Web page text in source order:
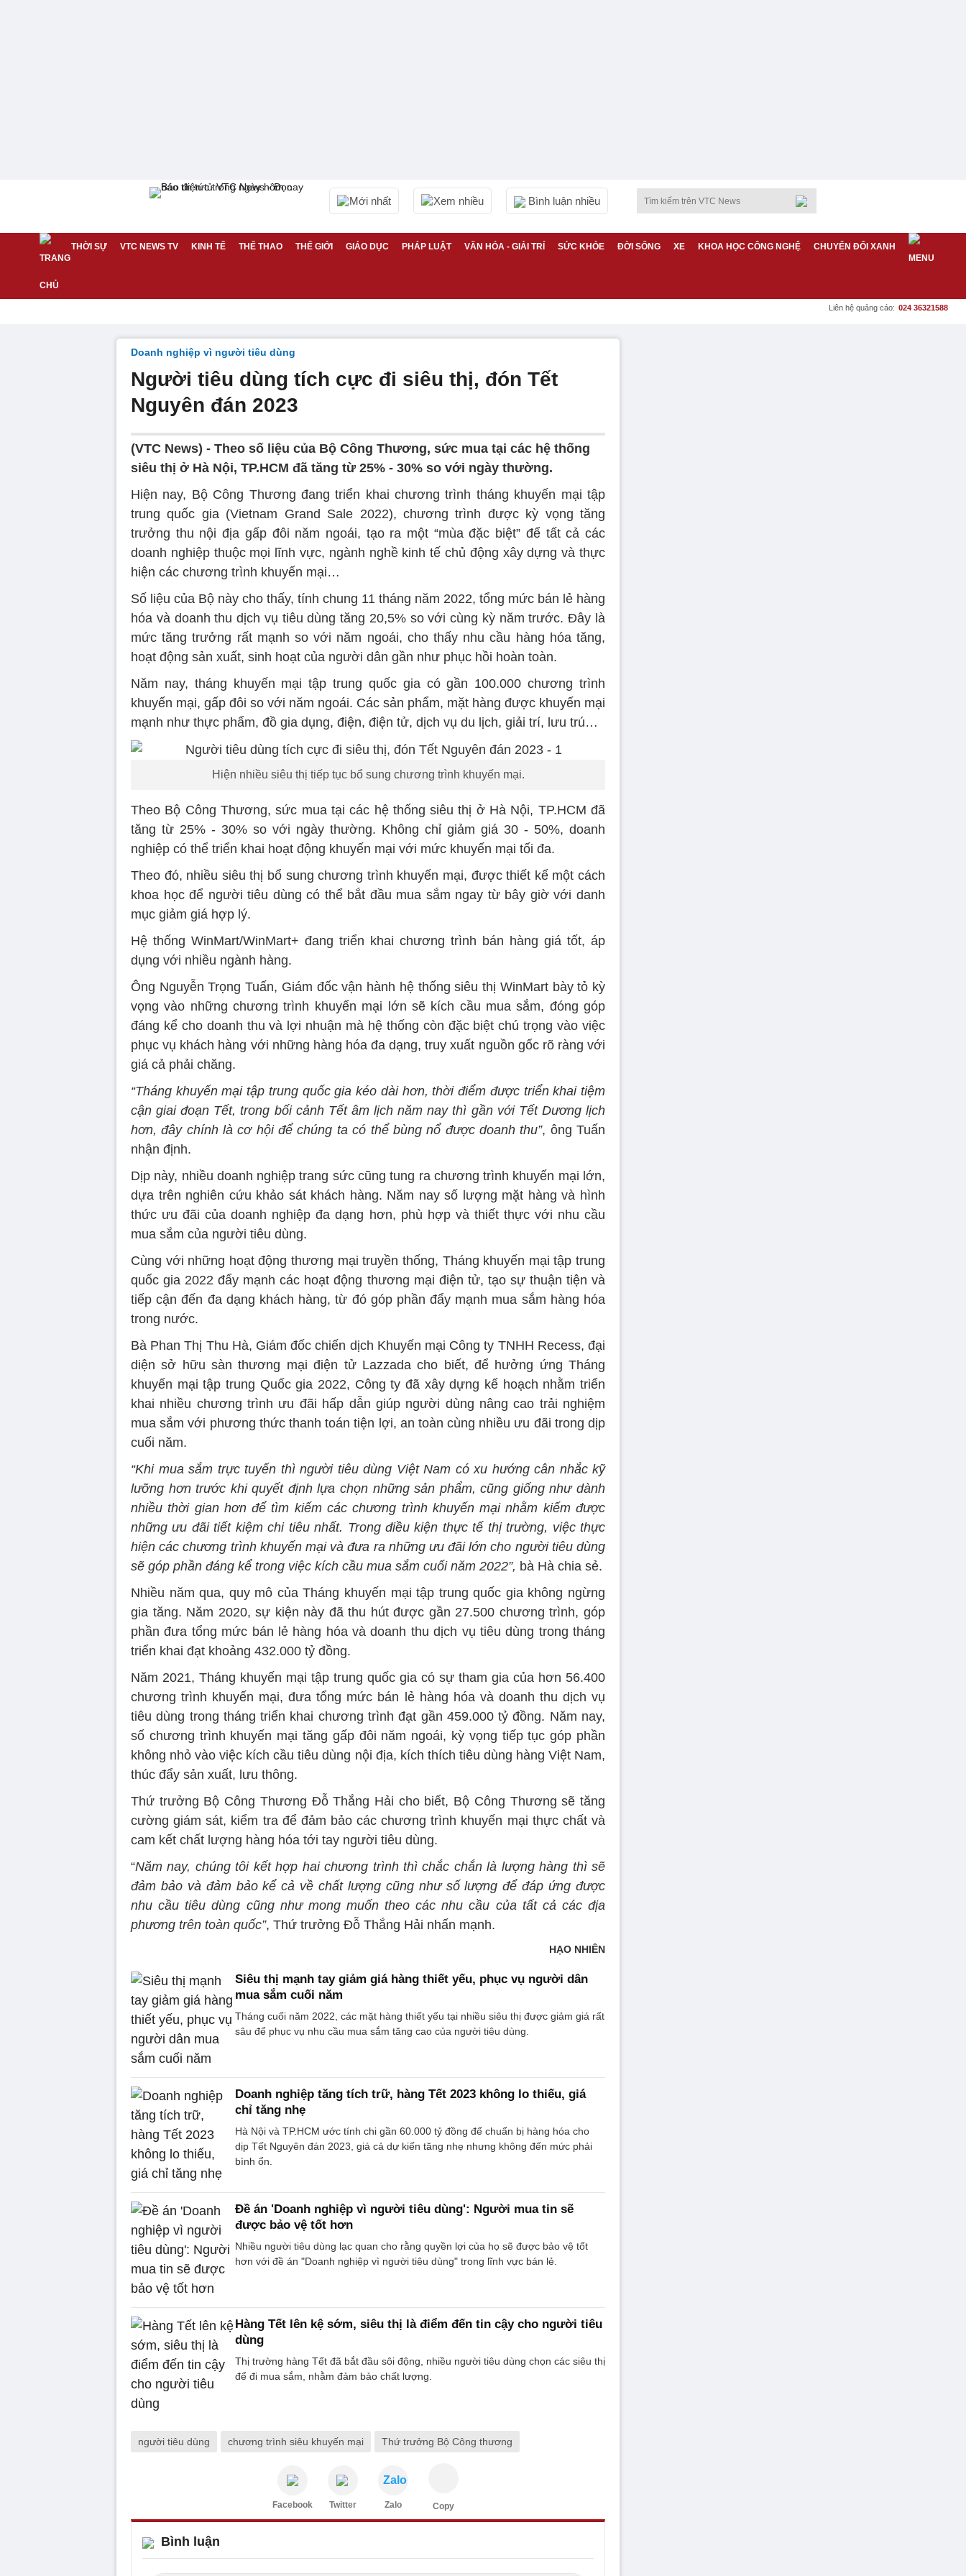
Mới nhất Xem nhiều Bình luận nhiều
THỜI SỰ VTC NEWS TV KINH TẾ THỂ THAO THẾ GIỚI GIÁO DỤC PHÁP LUẬT VĂN HÓA - GIẢI TRÍ SỨC KHỎE ĐỜI SỐNG XE KHOA HỌC CÔNG NGHỆ CHUYỂN ĐỔI XANH
Liên hệ quảng cáo: 024 36321588
Doanh nghiệp vì người tiêu dùng
Người tiêu dùng tích cực đi siêu thị, đón Tết
Nguyên đán 2023
(VTC News) - Theo số liệu của Bộ Công Thương, sức mua tại các hệ thống
siêu thị ở Hà Nội, TP.HCM đã tăng từ 25% - 30% so với ngày thường.
Hiện nay, Bộ Công Thương đang triển khai chương trình tháng khuyến mại tập
trung quốc gia (Vietnam Grand Sale 2022), chương trình được kỳ vọng tăng
trưởng thu nội địa gấp đôi năm ngoái, tạo ra một “mùa đặc biệt” để tất cả các
doanh nghiệp thuộc mọi lĩnh vực, ngành nghề kinh tế chủ động xây dựng và thực
hiện các chương trình khuyến mại…
Số liệu của Bộ này cho thấy, tính chung 11 tháng năm 2022, tổng mức bán lẻ hàng
hóa và doanh thu dịch vụ tiêu dùng tăng 20,5% so với cùng kỳ năm trước. Đây là
mức tăng trưởng rất mạnh so với năm ngoái, cho thấy nhu cầu hàng hóa tăng,
hoạt động sản xuất, sinh hoạt của người dân gần như phục hồi hoàn toàn.
Năm nay, tháng khuyến mại tập trung quốc gia có gần 100.000 chương trình
khuyến mại, gấp đôi so với năm ngoái. Các sản phẩm, mặt hàng được khuyến mại
mạnh như thực phẩm, đồ gia dụng, điện, điện tử, dịch vụ du lịch, giải trí, lưu trú…
Hiện nhiều siêu thị tiếp tục bổ sung chương trình khuyến mại.
Theo Bộ Công Thương, sức mua tại các hệ thống siêu thị ở Hà Nội, TP.HCM đã
tăng từ 25% - 30% so với ngày thường. Không chỉ giảm giá 30 - 50%, doanh
nghiệp có thể triển khai hoạt động khuyến mại với mức khuyến mại tối đa.
Theo đó, nhiều siêu thị bổ sung chương trình khuyến mại, được thiết kế một cách
khoa học để người tiêu dùng có thể bắt đầu mua sắm ngay từ bây giờ với danh
mục giảm giá hợp lý.
Hệ thống WinMart/WinMart+ đang triển khai chương trình bán hàng giá tốt, áp
dụng với nhiều ngành hàng.
Ông Nguyễn Trọng Tuấn, Giám đốc vận hành hệ thống siêu thị WinMart bày tỏ kỳ
vọng vào những chương trình khuyến mại lớn sẽ kích cầu mua sắm, đóng góp
đáng kể cho doanh thu và lợi nhuận mà hệ thống còn đặc biệt chú trọng vào việc
phục vụ khách hàng với những hàng hóa đa dạng, truy xuất nguồn gốc rõ ràng với
giá cả phải chăng.
“Tháng khuyến mại tập trung quốc gia kéo dài hơn, thời điểm được triển khai tiệm
cận giai đoạn Tết, trong bối cảnh Tết âm lịch năm nay thì gần với Tết Dương lịch
hơn, đây chính là cơ hội để chúng ta có thể bùng nổ được doanh thu”, ông Tuấn
nhận định.
Dịp này, nhiều doanh nghiệp trang sức cũng tung ra chương trình khuyến mại lớn,
dựa trên nghiên cứu khảo sát khách hàng. Năm nay số lượng mặt hàng và hình
thức ưu đãi của doanh nghiệp đa dạng hơn, phù hợp và thiết thực với nhu cầu
mua sắm của người tiêu dùng.
Cùng với những hoạt động thương mại truyền thống, Tháng khuyến mại tập trung
quốc gia 2022 đẩy mạnh các hoạt động thương mại điện tử, tạo sự thuận tiện và
tiếp cận đến đa dạng khách hàng, từ đó góp phần đẩy mạnh mua sắm hàng hóa
trong nước.
Bà Phan Thị Thu Hà, Giám đốc chiến dịch Khuyến mại Công ty TNHH Recess, đại
diện sở hữu sàn thương mại điện tử Lazzada cho biết, để hưởng ứng Tháng
khuyến mại tập trung Quốc gia 2022, Công ty đã xây dựng kế hoạch nhằm triển
khai nhiều chương trình ưu đãi hấp dẫn giúp người dùng nâng cao trải nghiệm
mua sắm với phương thức thanh toán tiện lợi, an toàn cùng nhiều ưu đãi trong dịp
cuối năm.
“Khi mua sắm trực tuyến thì người tiêu dùng Việt Nam có xu hướng cân nhắc kỹ
lưỡng hơn trước khi quyết định lựa chọn những sản phẩm, cũng giống như dành
nhiều thời gian hơn để tìm kiếm các chương trình khuyến mại nhằm kiếm được
những ưu đãi tiết kiệm chi tiêu nhất. Trong điều kiện thực tế thị trường, việc thực
hiện các chương trình khuyến mại và đưa ra những ưu đãi lớn cho người tiêu dùng
sẽ góp phần đáng kể trong việc kích cầu mua sắm cuối năm 2022”, bà Hà chia sẻ.
Nhiều năm qua, quy mô của Tháng khuyến mại tập trung quốc gia không ngừng
gia tăng. Năm 2020, sự kiện này đã thu hút được gần 27.500 chương trình, góp
phần đưa tổng mức bán lẻ hàng hóa và doanh thu dịch vụ tiêu dùng trong tháng
triển khai đạt khoảng 432.000 tỷ đồng.
Năm 2021, Tháng khuyến mại tập trung quốc gia có sự tham gia của hơn 56.400
chương trình khuyến mại, đưa tổng mức bán lẻ hàng hóa và doanh thu dịch vụ
tiêu dùng trong tháng triển khai chương trình đạt gần 459.000 tỷ đồng. Năm nay,
số chương trình khuyến mại tăng gấp đôi năm ngoái, kỳ vọng tiếp tục góp phần
không nhỏ vào việc kích cầu tiêu dùng nội địa, kích thích tiêu dùng hàng Việt Nam,
thúc đẩy sản xuất, lưu thông.
Thứ trưởng Bộ Công Thương Đỗ Thắng Hải cho biết, Bộ Công Thương sẽ tăng
cường giám sát, kiểm tra để đảm bảo các chương trình khuyến mại thực chất và
cam kết chất lượng hàng hóa tới tay người tiêu dùng.
“Năm nay, chúng tôi kết hợp hai chương trình thì chắc chắn là lượng hàng thì sẽ
đảm bảo và đảm bảo kể cả về chất lượng cũng như số lượng để đáp ứng được
nhu cầu tiêu dùng cũng như mong muốn theo các nhu cầu của tất cả các địa
phương trên toàn quốc”, Thứ trưởng Đỗ Thắng Hải nhấn mạnh.
HẠO NHIÊN
Siêu thị mạnh tay giảm giá hàng thiết yếu, phục vụ người dân
mua sắm cuối năm
Tháng cuối năm 2022, các mặt hàng thiết yếu tại nhiều siêu thị được giảm giá rất
sâu để phục vụ nhu cầu mua sắm tăng cao của người tiêu dùng.
Doanh nghiệp tăng tích trữ, hàng Tết 2023 không lo thiếu, giá
chỉ tăng nhẹ
Hà Nội và TP.HCM ước tính chi gần 60.000 tỷ đồng để chuẩn bị hàng hóa cho
dịp Tết Nguyên đán 2023, giá cả dự kiến tăng nhẹ nhưng không đến mức phải
bình ổn.
Đề án 'Doanh nghiệp vì người tiêu dùng': Người mua tin sẽ
được bảo vệ tốt hơn
Nhiều người tiêu dùng lạc quan cho rằng quyền lợi của họ sẽ được bảo vệ tốt
hơn với đề án "Doanh nghiệp vì người tiêu dùng" trong lĩnh vực bán lẻ.
Hàng Tết lên kệ sớm, siêu thị là điểm đến tin cậy cho người tiêu
dùng
Thị trường hàng Tết đã bắt đầu sôi động, nhiều người tiêu dùng chọn các siêu thị
để đi mua sắm, nhằm đảm bảo chất lượng.
người tiêu dùng chương trình siêu khuyến mại Thứ trưởng Bộ Công thương
Facebook Twitter
Zalo
Zalo Copy
Bình luận